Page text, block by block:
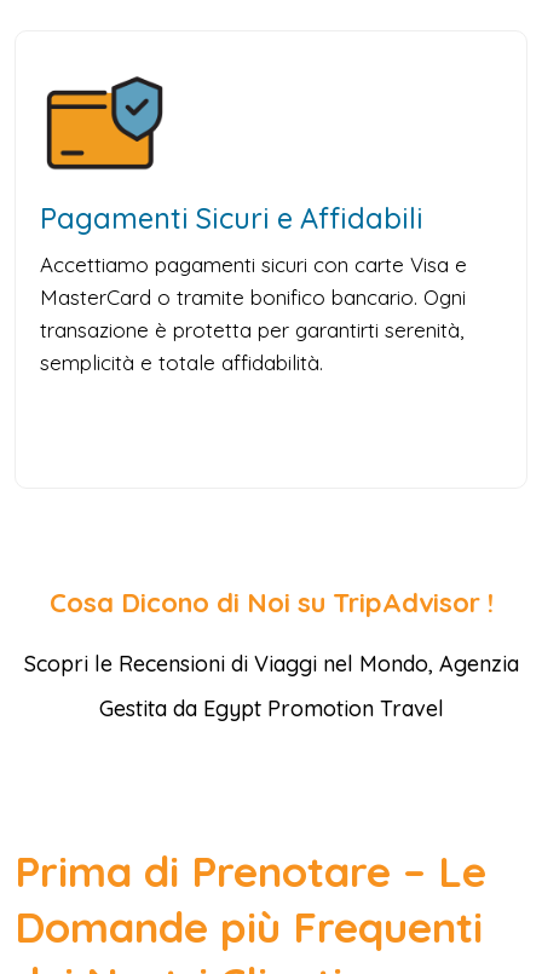
Pagamenti Sicuri e Affidabili
Accettiamo pagamenti sicuri con carte Visa e
MasterCard o tramite bonifico bancario. Ogni
transazione è protetta per garantirti serenità,
semplicità e totale affidabilità.
Cosa Dicono di Noi su TripAdvisor !
Scopri le Recensioni di Viaggi nel Mondo, Agenzia
Gestita da Egypt Promotion Travel
Prima di Prenotare – Le
Domande più Frequenti